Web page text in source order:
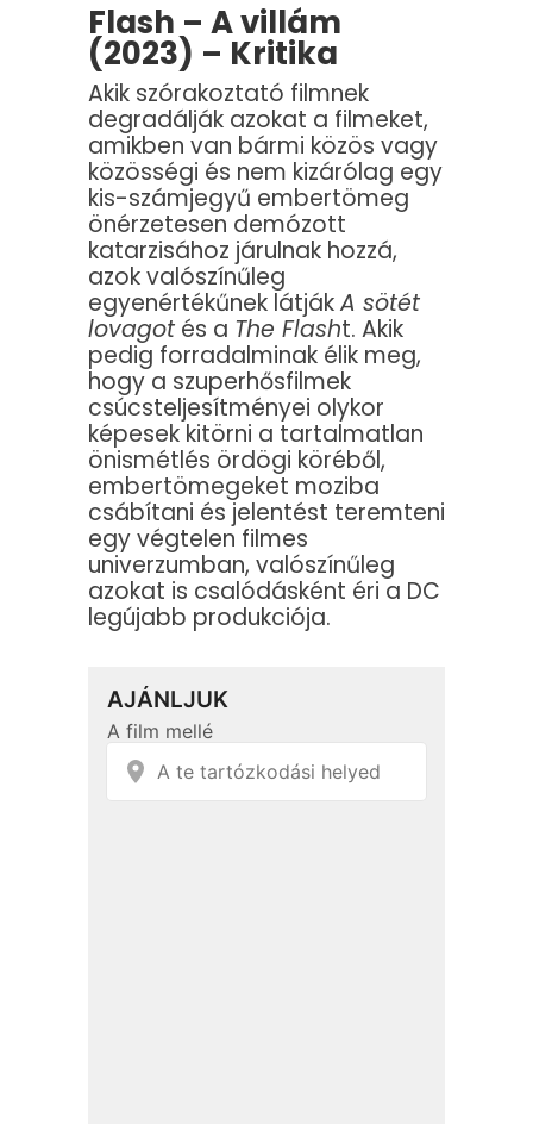
Flash – A villám
(2023) – Kritika
Akik szórakoztató filmnek
degradálják azokat a filmeket,
amikben van bármi közös vagy
közösségi és nem kizárólag egy
kis-számjegyű embertömeg
önérzetesen demózott
katarzisához járulnak hozzá,
azok valószínűleg
egyenértékűnek látjákA sötét
lovagot és a The Flasht. Akik
pedig forradalminak élik meg,
hogy a szuperhősfilmek
csúcsteljesítményei olykor
képesek kitörni a tartalmatlan
önismétlés ördögi köréből,
embertömegeket moziba
csábítani és jelentést teremteni
egy végtelen filmes
univerzumban, valószínűleg
azokat is csalódásként éri a DC
legújabb produkciója.